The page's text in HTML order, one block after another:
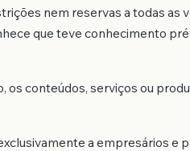
nem reservas a todas as
que teve conhecimento
conteúdos, serviços ou
a empresários e